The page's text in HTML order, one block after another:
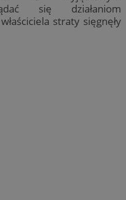
się działaniom
straty sięgnęły